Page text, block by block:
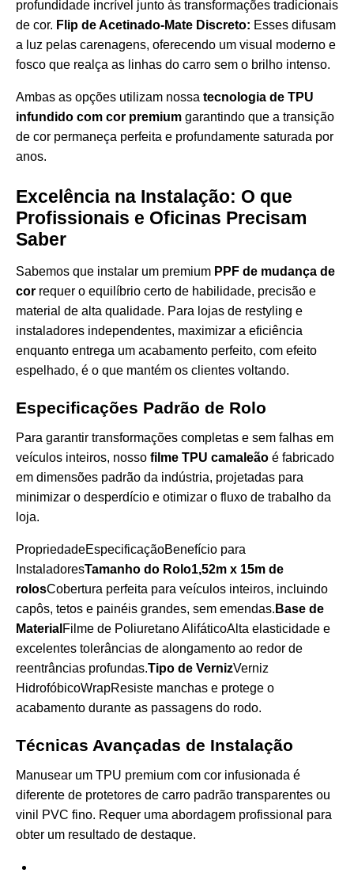
profundidade incrível junto às transformações tradicionais
de cor. Flip de Acetinado-Mate Discreto: Esses difusam
a luz pelas carenagens, oferecendo um visual moderno e
fosco que realça as linhas do carro sem o brilho intenso.
Ambas as opções utilizam nossa tecnologia de TPU
infundido com cor premium garantindo que a transição
de cor permaneça perfeita e profundamente saturada por
anos.
Excelência na Instalação: O que
Profissionais e Oficinas Precisam
Saber
Sabemos que instalar um premium PPF de mudança de
cor requer o equilíbrio certo de habilidade, precisão e
material de alta qualidade. Para lojas de restyling e
instaladores independentes, maximizar a eficiência
enquanto entrega um acabamento perfeito, com efeito
espelhado, é o que mantém os clientes voltando.
Especificações Padrão de Rolo
Para garantir transformações completas e sem falhas em
veículos inteiros, nosso filme TPU camaleão é fabricado
em dimensões padrão da indústria, projetadas para
minimizar o desperdício e otimizar o fluxo de trabalho da
loja.
PropriedadeEspecificaçãoBenefício para
InstaladoresTamanho do Rolo1,52m x 15m de
rolosCobertura perfeita para veículos inteiros, incluindo
capôs, tetos e painéis grandes, sem emendas. Base de
Material Filme de Poliuretano AlifáticoAlta elasticidade e
excelentes tolerâncias de alongamento ao redor de
reentrâncias profundas.Tipo de VernizVerniz
HidrofóbicoWrapResiste manchas e protege o
acabamento durante as passagens do rodo.
Técnicas Avançadas de Instalação
Manusear um TPU premium com cor infusionada é
diferente de protetores de carro padrão transparentes ou
vinil PVC fino. Requer uma abordagem profissional para
obter um resultado de destaque.